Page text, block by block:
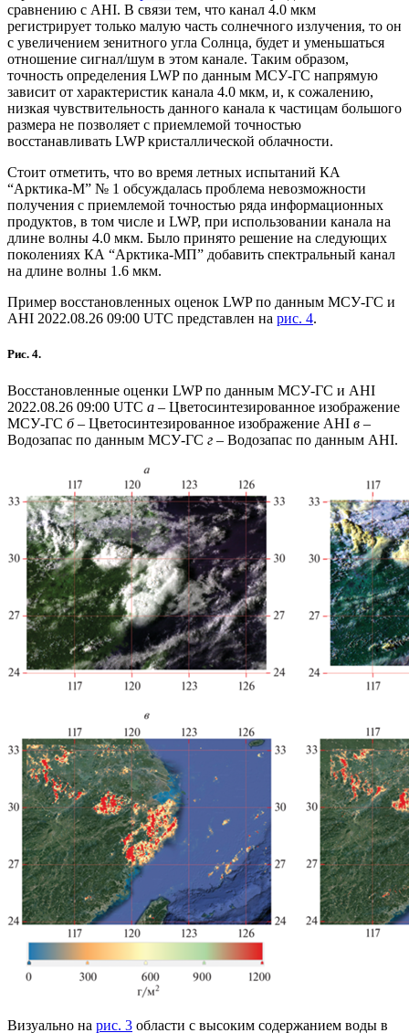
сравнению с AHI. В связи тем, что канал 4.0 мкм
регистрирует только малую часть солнечного излучения, то он
с увеличением зенитного угла Солнца, будет и уменьшаться
отношение сигнал/шум в этом канале. Таким образом,
точность определения LWP по данным МСУ-ГС напрямую
зависит от характеристик канала 4.0 мкм, и, к сожалению,
низкая чувствительность данного канала к частицам большого
размера не позволяет с приемлемой точностью
восстанавливать LWP кристаллической облачности.
Стоит отметить, что во время летных испытаний КА
“Арктика-М” № 1 обсуждалась проблема невозможности
получения с приемлемой точностью ряда информационных
продуктов, в том числе и LWP, при использовании канала на
длине волны 4.0 мкм. Было принято решение на следующих
поколениях КА “Арктика-МП” добавить спектральный канал
на длине волны 1.6 мкм.
Пример восстановленных оценок LWP по данным МСУ-ГС и
AHI 2022.08.26 09:00 UTC представлен на рис. 4.
Рис. 4.
Восстановленные оценки LWP по данным МСУ-ГС и AHI
2022.08.26 09:00 UTC а – Цветосинтезированное изображение
МСУ-ГС б– Цветосинтезированное изображение AHI в –
Водозапас по данным МСУ-ГС г – Водозапас по данным AHI.
Визуально на рис. 3 области с высоким содержанием воды в